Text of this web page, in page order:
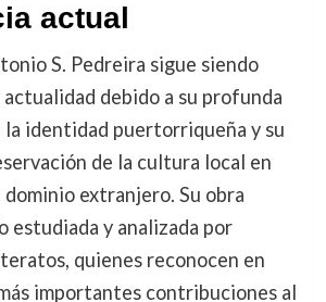
actual
S. Pedreira sigue siendo
debido a su profunda
identidad puertorriqueña y su
de la cultura local en
extranjero. Su obra
estudiada y analizada por
quienes reconocen en
importantes contribuciones al